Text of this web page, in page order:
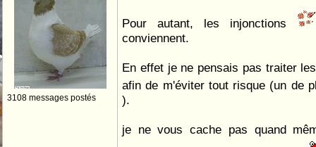
3108 messages postés
Pour autant, les injonctions
conviennent.
En effet je ne pensais pas traiter
afin de m'éviter tout risque (un de
).
je ne vous cache pas quand